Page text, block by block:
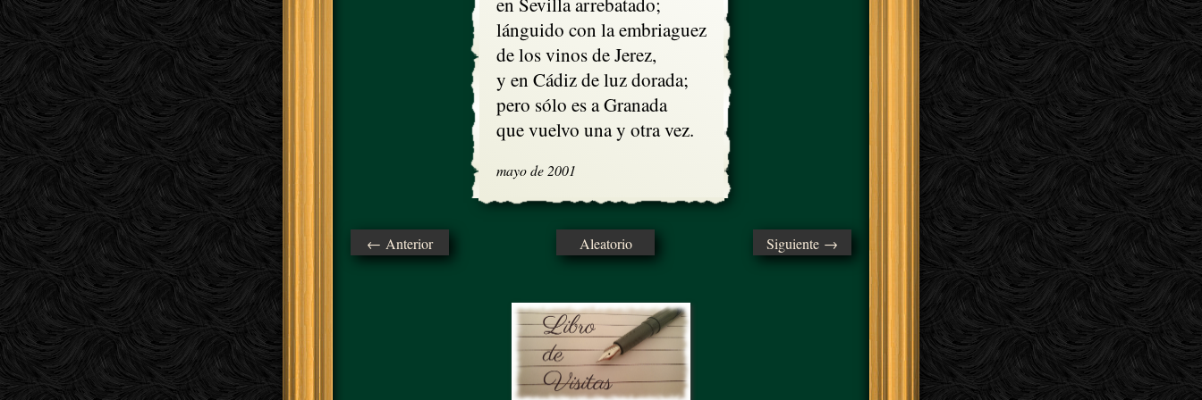
lánguido con la embriaguez
de los vinos de Jerez,
y en Cádiz de luz dorada;
pero sólo es a Granada
que vuelvo una y otra vez.
mayo de 2001
← Anterior Aleatorio Siguiente →